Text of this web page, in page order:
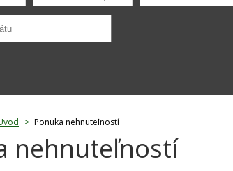
> Ponuka nehnuteľností
nehnuteľností